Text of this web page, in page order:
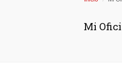
Mi